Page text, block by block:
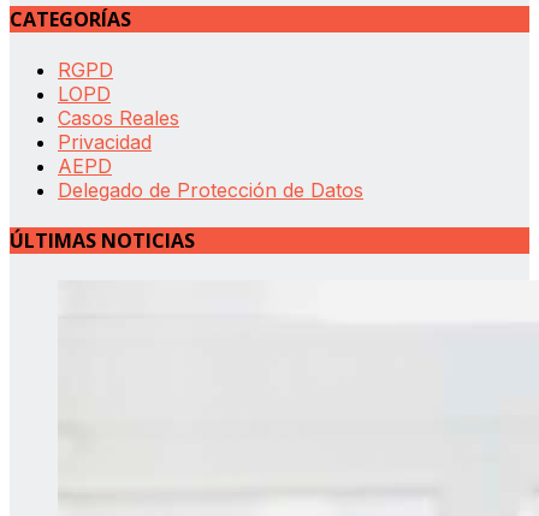
CATEGORÍAS
RGPD
LOPD
Casos Reales
Privacidad
AEPD
Delegado de Protección de Datos
ÚLTIMAS NOTICIAS